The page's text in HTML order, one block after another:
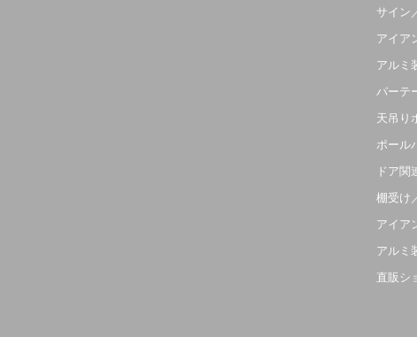
サイン
アイア
アルミ
パーテ
天吊り
ポール
ドア関
棚受け
アイア
アルミ
直販シ